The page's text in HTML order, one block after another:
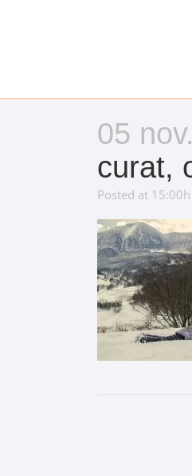
05 nov.
curat,
Posted at 15:00h